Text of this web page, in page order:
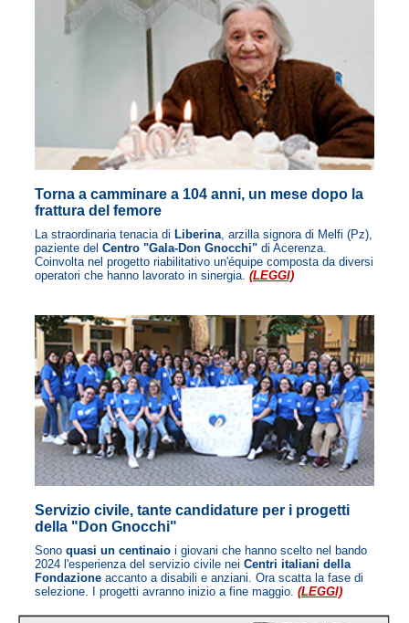
Torna a camminare a 104 anni, un mese dopo la
frattura del femore
La straordinaria tenacia di Liberina, arzilla signora di Melfi (Pz),
paziente del Centro "Gala-Don Gnocchi" di Acerenza.
Coinvolta nel progetto riabilitativo un'équipe composta da diversi
operatori che hanno lavorato in sinergia. (LEGGI)
Servizio civile, tante candidature per i progetti
della "Don Gnocchi"
Sono quasi un centinaio i giovani che hanno scelto nel bando
2024 l'esperienza del servizio civile nei Centri italiani della
Fondazione accanto a disabili e anziani. Ora scatta la fase di
selezione. I progetti avranno inizio a fine maggio. (LEGGI)